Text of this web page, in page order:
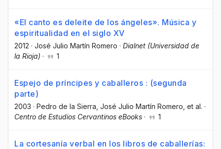
«El canto es deleite de los ángeles». Música y
espiritualidad en el siglo XV
2012 · José Julio Martín Romero · Dialnet (Universidad de
la Rioja) · 1
Espejo de príncipes y caballeros : (segunda
parte)
2003 · Pedro de la Sierra , José Julio Martín Romero , et al. ·
Centro de Estudios Cervantinos eBooks · 1
La cortesanía verbal en los libros de caballerías: